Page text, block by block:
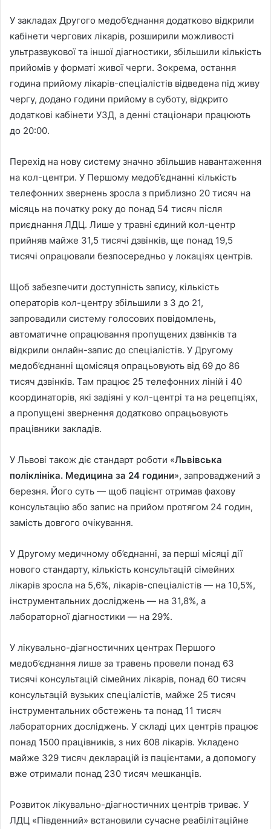
У закладах Другого медоб’єднання додатково відкрили
кабінети чергових лікарів, розширили можливості
ультразвукової та іншої діагностики, збільшили кількість
прийомів у форматі живої черги. Зокрема, остання
година прийому лікарів-спеціалістів відведена під живу
чергу, додано години прийому в суботу, відкрито
додаткові кабінети УЗД, а денні стаціонари працюють
до 20:00.
Перехід на нову систему значно збільшив навантаження
на кол-центри. У Першому медоб’єднанні кількість
телефонних звернень зросла з приблизно 20 тисяч на
місяць на початку року до понад 54 тисяч після
приєднання ЛДЦ. Лише у травні єдиний кол-центр
прийняв майже 31,5 тисячі дзвінків, ще понад 19,5
тисячі опрацювали безпосередньо у локаціях центрів.
Щоб забезпечити доступність запису, кількість
операторів кол-центру збільшили з 3 до 21,
запровадили систему голосових повідомлень,
автоматичне опрацювання пропущених дзвінків та
відкрили онлайн-запис до спеціалістів. У Другому
медоб’єднанні щомісяця опрацьовують від 69 до 86
тисяч дзвінків. Там працює 25 телефонних ліній і 40
координаторів, які задіяні у кол-центрі та на рецепціях,
а пропущені звернення додатково опрацьовують
працівники закладів.
У Львові також діє стандарт роботи «Львівська
поліклініка. Медицина за 24 години», запроваджений з
березня. Його суть — щоб пацієнт отримав фахову
консультацію або запис на прийом протягом 24 годин,
замість довгого очікування.
У Другому медичному об’єднанні, за перші місяці дії
нового стандарту, кількість консультацій сімейних
лікарів зросла на 5,6%, лікарів-спеціалістів — на 10,5%,
інструментальних досліджень — на 31,8%, а
лабораторної діагностики — на 29%.
У лікувально-діагностичних центрах Першого
медоб’єднання лише за травень провели понад 63
тисячі консультацій сімейних лікарів, понад 60 тисяч
консультацій вузьких спеціалістів, майже 25 тисяч
інструментальних обстежень та понад 11 тисяч
лабораторних досліджень. У складі цих центрів працює
понад 1500 працівників, з них 608 лікарів. Укладено
майже 329 тисяч декларацій із пацієнтами, а допомогу
вже отримали понад 230 тисяч мешканців.
Розвиток лікувально-діагностичних центрів триває. У
ЛДЦ «Південний» встановили сучасне реабілітаційне